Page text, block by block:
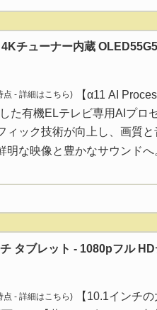
チューナー内蔵
点 - 詳細はこちら)
【α11 AI
た有機ELテレビ専用AIプロ
ィック技術が向上し、画質
明な映像と豊かなサウンド
タブレット - 1080pフル
点 - 詳細はこちら)
【10.1インチ